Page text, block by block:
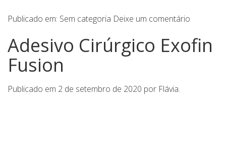
Publicado em: Sem categoria Deixe um comentário
Adesivo Cirúrgico Exofin
Fusion
Publicado em 2 de setembro de 2020 por Flávia.